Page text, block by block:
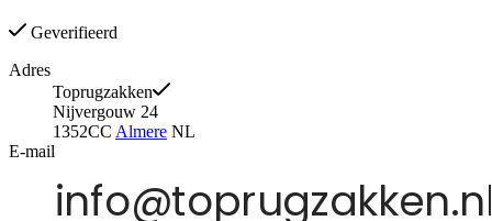
Geverifieerd
Adres
Toprugzakken
Nijvergouw 24
1352CC Almere NL
E-mail